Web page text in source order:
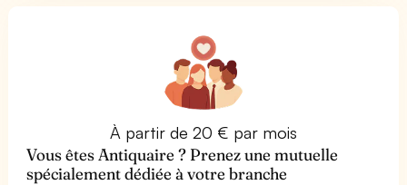
À partir de 20 € par mois
Vous êtes Antiquaire ? Prenez une mutuelle
spécialement dédiée à votre branche